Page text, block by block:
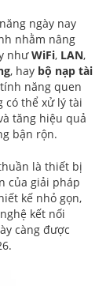
ngày nay
nhằm nâng
nhưWiFi, LAN,
, hay bộ nạp tài
năng quen
có thể xử lý tài
tăng hiệu quả
bận rộn.
là thiết bị
của giải pháp
kế nhỏ gọn,
kết nối
càng được